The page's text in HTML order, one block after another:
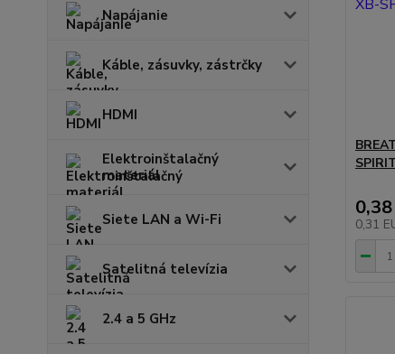
Napájanie
Káble, zásuvky, zástrčky
HDMI
Elektroinštalačný
materiál
Siete LAN a Wi-Fi
Satelitná televízia
2.4 a 5 GHz
0,31